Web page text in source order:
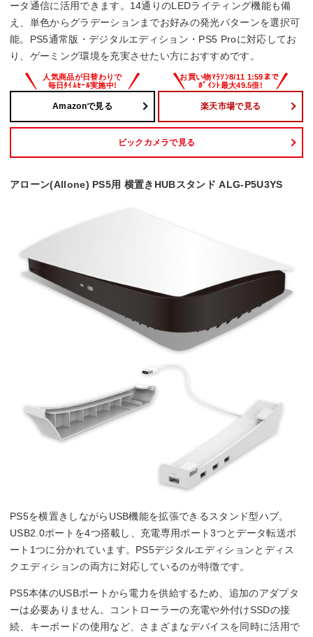
ータ通信に活用できます。14通りのLEDライティング機能も備
え、単色からグラデーションまでお好みの発光パターンを選択可
能。PS5通常版・デジタルエディション・PS5 Proに対応してお
り、ゲーミング環境を充実させたい方におすすめです。
Amazonで見る 楽天市場で見る
ビックカメラで見る
アローン(Allone) PS5用 横置きHUBスタンド ALG-P5U3YS
PS5を横置きしながらUSB機能を拡張できるスタンド型ハブ。
USB2.0ポートを4つ搭載し、充電専用ポート3つとデータ転送ポ
ート1つに分かれています。PS5デジタルエディションとディス
クエディションの両方に対応しているのが特徴です。
PS5本体のUSBポートから電力を供給するため、追加のアダプタ
ーは必要ありません。コントローラーの充電や外付けSSDの接
続、キーボードの使用など、さまざまなデバイスを同時に活用で